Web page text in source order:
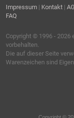
Impressum | Kontakt |
FAQ
Copyright © 1996 - 2026
vorbehalten.
Die auf dieser Seite
Warenzeichen sind